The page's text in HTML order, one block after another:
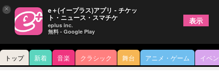
トップ 新着 音楽 クラシック 舞台 アニメ・ゲーム イベ
× e＋(イープラス)アプリ - チケッ
ト・ニュース・スマチケ
eplus inc.
無料 - Google Play
表示